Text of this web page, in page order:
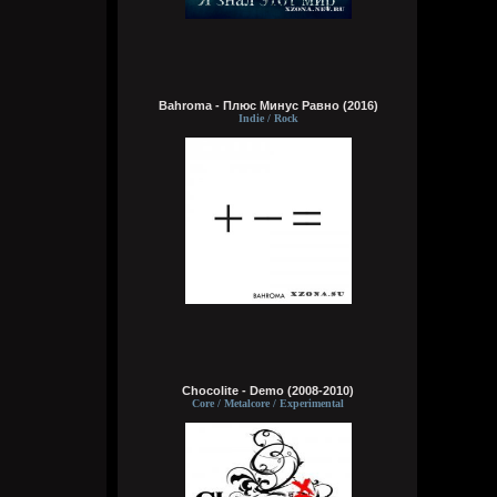
делах. панки просто бомбы
Цитата: Wirtuozik
ещё и вместо мозга вставили мощный
Вчера в 20:40:37
А если бы мне ещё и вместо мозга
вставили мощный компьют, то ч бы еще и
Bahroma - Плюс Минус Равно (2016)
Indie / Rock
Chocolite - Demo (2008-2010)
Core / Metalcore / Experimental